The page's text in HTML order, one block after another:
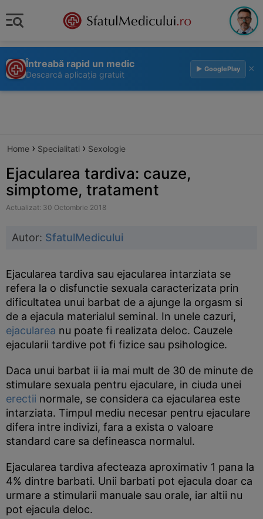
Întreabă rapid un medic
Descarcă aplicația gratuit
▶ GooglePlay ×
Home › Specialitati › Sexologie
Ejacularea tardiva: cauze,
simptome, tratament
Actualizat: 30 Octombrie 2018
Autor: SfatulMedicului
Ejacularea tardiva sau ejacularea intarziata se
refera la o disfunctie sexuala caracterizata prin
dificultatea unui barbat de a ajunge la orgasm si
de a ejacula materialul seminal. In unele cazuri,
ejacularea nu poate fi realizata deloc. Cauzele
ejacularii tardive pot fi fizice sau psihologice.
Daca unui barbat ii ia mai mult de 30 de minute de
stimulare sexuala pentru ejaculare, in ciuda unei
erectii normale, se considera ca ejacularea este
intarziata. Timpul mediu necesar pentru ejaculare
difera intre indivizi, fara a exista o valoare
standard care sa defineasca normalul.
Ejacularea tardiva afecteaza aproximativ 1 pana la
4% dintre barbati. Unii barbati pot ejacula doar ca
urmare a stimularii manuale sau orale, iar altii nu
pot ejacula deloc.